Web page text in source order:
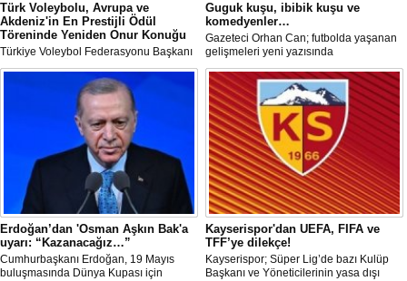
Türk Voleybolu, Avrupa ve
Akdeniz'in En Prestijli Ödül
Töreninde Yeniden Onur Konuğu
Türkiye Voleybol Federasyonu Başkanı
Mehmet Akif Üstündağ ile A Milli Kadın
Voleybol Takımı Başantrenörü Daniele
Santarelli, İtalya'nın başkenti Roma'da
düzenlenecek Euro-Mediterranean
Excellence Award 2026 (Akdeniz
Mükemmeliyet Ödülü) törenine 2. kez
resmi olarak davet edildi.
Guguk kuşu, ibibik kuşu ve
komedyenler…
Gazeteci Orhan Can; futbolda yaşanan
gelişmeleri yeni yazısında
değerlendirdi.
Erdoğan’dan 'Osman Aşkın Bak'a
uyarı: “Kazanacağız…”
Cumhurbaşkanı Erdoğan, 19 Mayıs
buluşmasında Dünya Kupası için
Kayserispor'dan UEFA, FIFA ve
TFF’ye dilekçe!
Kayserispor; Süper Lig’de bazı Kulüp
Başkanı ve Yöneticilerinin yasa dışı